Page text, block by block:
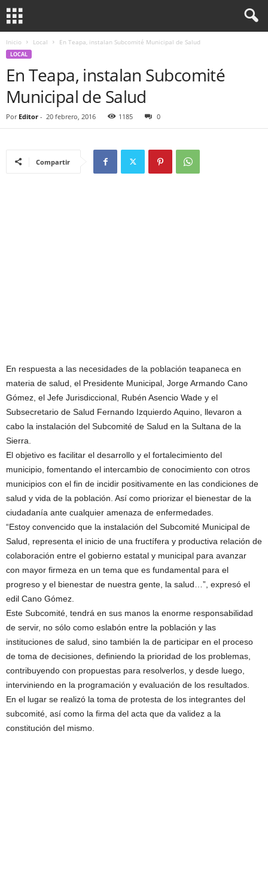
Inicio Local En Teapa, instalan Subcomité Municipal de Salud
LOCAL
En Teapa, instalan Subcomité
Municipal de Salud
Por Editor - 20 febrero, 2016 1185 0
Compartir
En respuesta a las necesidades de la población teapaneca en
materia de salud, el Presidente Municipal, Jorge Armando Cano
Gómez, el Jefe Jurisdiccional, Rubén Asencio Wade y el
Subsecretario de Salud Fernando Izquierdo Aquino, llevaron a
cabo la instalación del Subcomité de Salud en la Sultana de la
Sierra.
El objetivo es facilitar el desarrollo y el fortalecimiento del
municipio, fomentando el intercambio de conocimiento con otros
municipios con el fin de incidir positivamente en las condiciones de
salud y vida de la población. Así como priorizar el bienestar de la
ciudadanía ante cualquier amenaza de enfermedades.
“Estoy convencido que la instalación del Subcomité Municipal de
Salud, representa el inicio de una fructífera y productiva relación de
colaboración entre el gobierno estatal y municipal para avanzar
con mayor firmeza en un tema que es fundamental para el
progreso y el bienestar de nuestra gente, la salud…”, expresó el
edil Cano Gómez.
Este Subcomité, tendrá en sus manos la enorme responsabilidad
de servir, no sólo como eslabón entre la población y las
instituciones de salud, sino también la de participar en el proceso
de toma de decisiones, definiendo la prioridad de los problemas,
contribuyendo con propuestas para resolverlos, y desde luego,
interviniendo en la programación y evaluación de los resultados.
En el lugar se realizó la toma de protesta de los integrantes del
subcomité, así como la firma del acta que da validez a la
constitución del mismo.